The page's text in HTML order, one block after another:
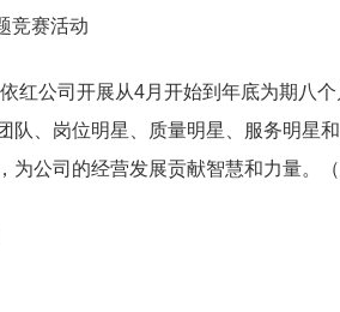
竞赛活动
红公司开展从4月开始到年底为期八
队、岗位明星、质量明星、服务明星
公司的经营发展贡献智慧和力量。（